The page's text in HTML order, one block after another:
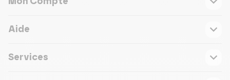
Aide
Services